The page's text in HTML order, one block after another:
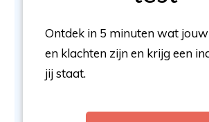
Ontdek in 5 minuten wat
en klachten zijn en krijg een
jij staat.